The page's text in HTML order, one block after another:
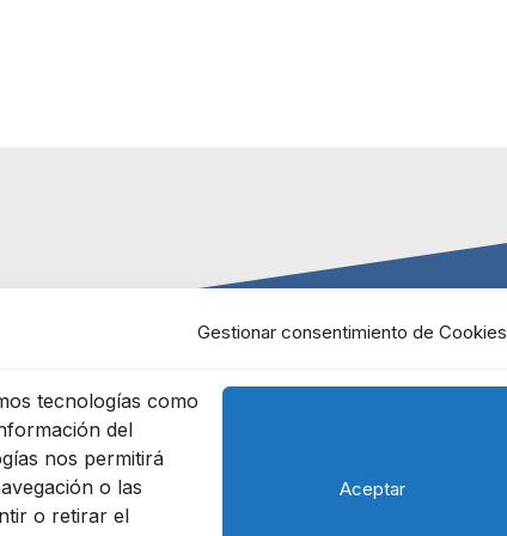
Gestionar consentimiento de Cookies
tecnologías como
del
nos permitirá
o las
o retirar el
Aceptar
Credenciales